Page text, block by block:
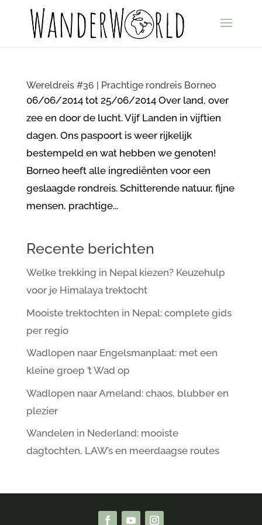
Wereldreis #36 | Prachtige rondreis Borneo
06/06/2014 tot 25/06/2014 Over land, over
zee en door de lucht. Vijf Landen in vijftien
dagen. Ons paspoort is weer rijkelijk
bestempeld en wat hebben we genoten!
Borneo heeft alle ingrediënten voor een
geslaagde rondreis. Schitterende natuur, fijne
mensen, prachtige...
Recente berichten
Welke trekking in Nepal kiezen? Keuzehulp
voor je Himalaya trektocht
Mooiste trektochten in Nepal: complete gids
per regio
Wadlopen naar Engelsmanplaat: met een
kleine groep ’t Wad op
Wadlopen naar Ameland: chaos, blubber en
plezier
Wandelen in Nederland: mooiste
dagtochten, LAW’s en meerdaagse routes